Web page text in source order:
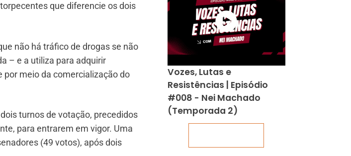
que diferencie os dois
não há tráfico de drogas se não
– e a utiliza para adquirir
meio da comercialização do
turnos de votação, precedidos
para entrarem em vigor. Uma
(49 votos), após dois
Vozes, Lutas e
Resistências | Episódio
#008 - Nei Machado
(Temporada 2)